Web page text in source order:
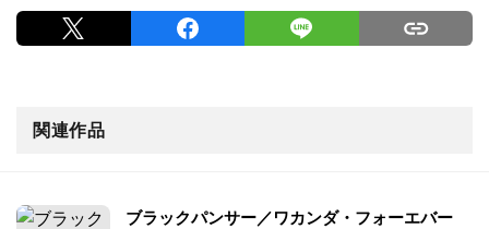
関連作品
ブラックパンサー／ワカンダ・フォーエバー